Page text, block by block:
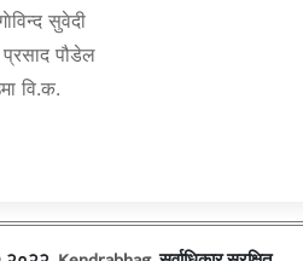
सुवेदी
पौडेल
वि.क.